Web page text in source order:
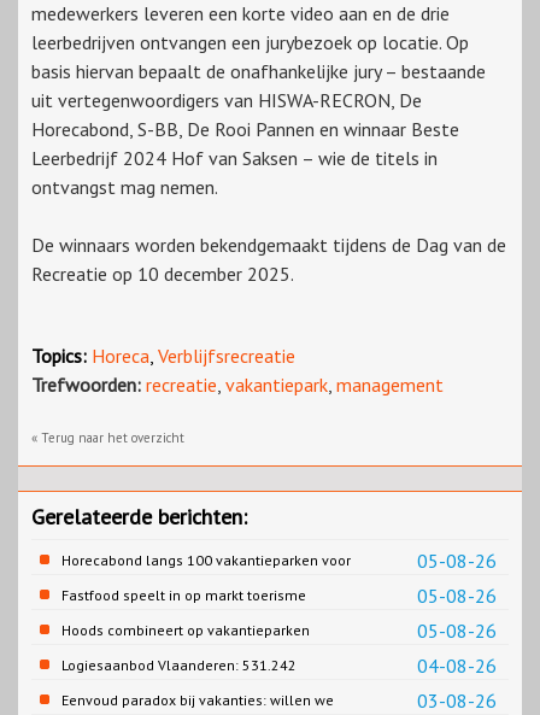
medewerkers leveren een korte video aan en de drie
leerbedrijven ontvangen een jurybezoek op locatie. Op
basis hiervan bepaalt de onafhankelijke jury – bestaande
uit vertegenwoordigers van HISWA-RECRON, De
Horecabond, S-BB, De Rooi Pannen en winnaar Beste
Leerbedrijf 2024 Hof van Saksen – wie de titels in
ontvangst mag nemen.
De winnaars worden bekendgemaakt tijdens de Dag van de
Recreatie op 10 december 2025.
Topics: Horeca, Verblijfsrecreatie
Trefwoorden: recreatie, vakantiepark, management
« Terug naar het overzicht
Gerelateerde berichten:
05-08-26
Horecabond langs 100 vakantieparken voor
Cao-recreatie
05-08-26
Fastfood speelt in op markt toerisme
05-08-26
Hoods combineert op vakantieparken
recreatie en wonen
04-08-26
Logiesaanbod Vlaanderen: 531.242
slaapplaatsen
03-08-26
Eenvoud paradox bij vakanties: willen we